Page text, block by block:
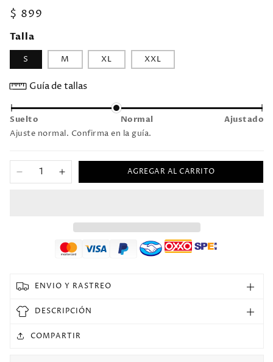
Precio
habitual
$ 899
Talla
S M XL XXL
Guía de tallas
Suelto Normal Ajustado
Ajuste normal. Confirma en la guía.
Reducir
Selecciones
Aumentar
Especial
Versión
AGREGAR AL CARRITO
ENVIO Y RASTREO
DESCRIPCIÓN
COMPARTIR